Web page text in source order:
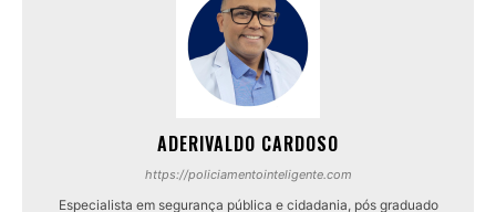
ADERIVALDO CARDOSO
https://policiamentointeligente.com
Especialista em segurança pública e cidadania, pós graduado